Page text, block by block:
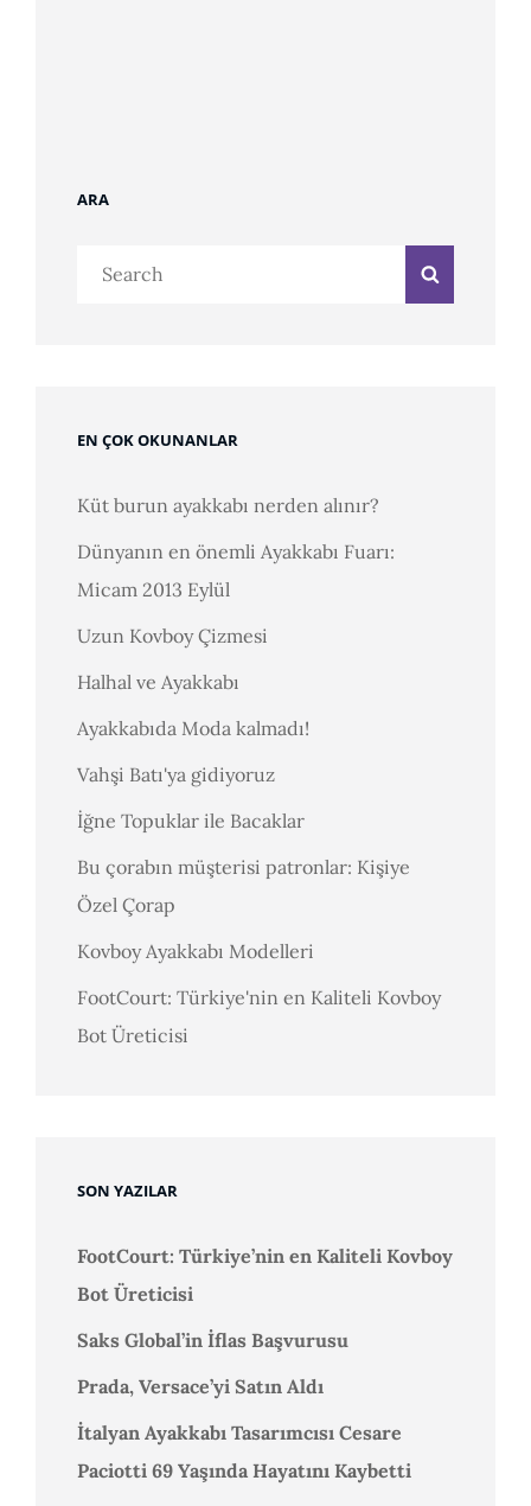
ARA
EN ÇOK OKUNANLAR
Küt burun ayakkabı nerden alınır?
Dünyanın en önemli Ayakkabı Fuarı:
Micam 2013 Eylül
Uzun Kovboy Çizmesi
Halhal ve Ayakkabı
Ayakkabıda Moda kalmadı!
Vahşi Batı'ya gidiyoruz
İğne Topuklar ile Bacaklar
Bu çorabın müşterisi patronlar: Kişiye
Özel Çorap
Kovboy Ayakkabı Modelleri
FootCourt: Türkiye'nin en Kaliteli Kovboy
Bot Üreticisi
SON YAZILAR
FootCourt: Türkiye’nin en Kaliteli Kovboy
Bot Üreticisi
Saks Global’in İflas Başvurusu
Prada, Versace’yi Satın Aldı
İtalyan Ayakkabı Tasarımcısı Cesare
Paciotti 69 Yaşında Hayatını Kaybetti